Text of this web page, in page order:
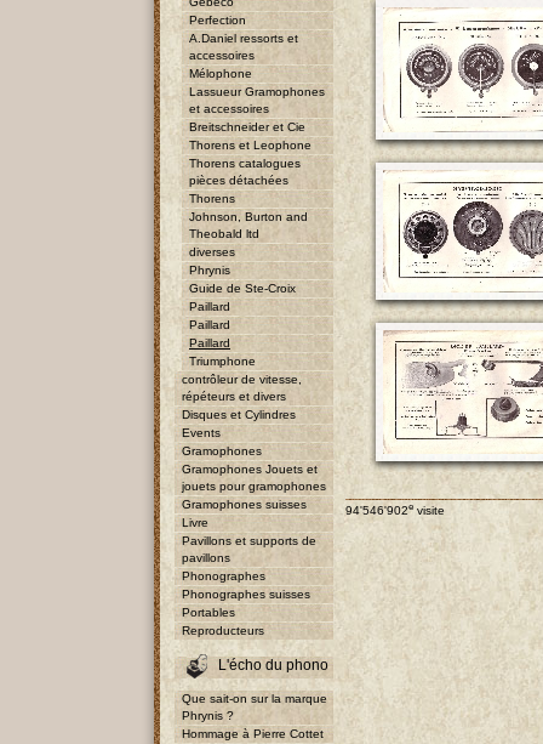
Perfection
A.Daniel ressorts et
accessoires
Mélophone
Lassueur Gramophones
et accessoires
Breitschneider et Cie
Thorens et Leophone
Thorens catalogues
pièces détachées
Thorens
Johnson, Burton and
Theobald ltd
diverses
Phrynis
Guide de Ste-Croix
Paillard
Paillard
Paillard
Triumphone
contrôleur de vitesse,
répéteurs et divers
Disques et Cylindres
Events
Gramophones
Gramophones Jouets et
jouets pour gramophones
Gramophones suisses
Livre
Pavillons et supports de
pavillons
Phonographes
Phonographes suisses
Portables
Reproducteurs
L'écho du phono
Que sait-on sur la marque
Phrynis ?
Hommage à Pierre Cottet
94'546'902e visite